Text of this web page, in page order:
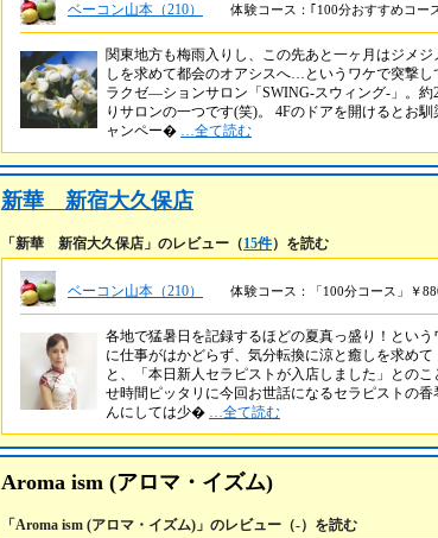
ベーコン山本（210） 体験コース：｢100分おすすめコー
関東地方も梅雨入りし、この先あと一ヶ月はジメ
しを求めて都会のオアシスへ…というワケで突撃
ラクゼ―ションサロン「SWING-スウィング-」。
りサロンの一つです(笑)。 4Fのドアを開けるとお
ャンペー� …全て読む
新華 新宿大久保店
「新華 新宿大久保店」のレビュー（15件）を読む
ベーコン山本（210） 体験コース：「100分コース」￥
各地で猛暑日を記録するほどの夏真っ盛り！とい
に仕事がはかどらず、気分転換に涼と癒しを求め
と、「本日新人セラピストが入店しました」との
せ時間ピッタリに今回お世話になるセラピストの
んにしては少� …全て読む
Aroma ism (アロマ・イズム)
「Aroma ism (アロマ・イズム)」のレビュー（-）を読む